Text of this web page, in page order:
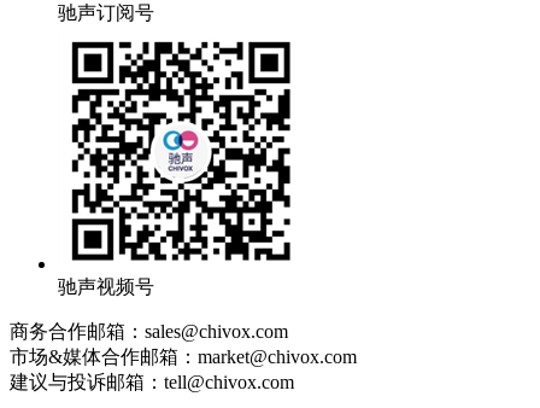
驰声订阅号
驰声视频号
商务合作邮箱：sales@chivox.com
市场&媒体合作邮箱：market@chivox.com
建议与投诉邮箱：tell@chivox.com